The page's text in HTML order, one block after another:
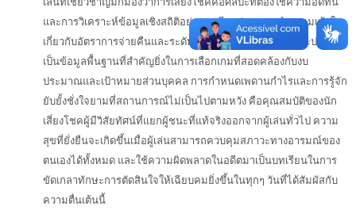
และการวิเคราะห์ข้อมูลเชิงสถิติอย่างละเอียดอ่อน การทำความเข้าใจ
เกี่ยวกับอัตราการจ่ายคืนและระดับความผันผวนของเกมแต่ละประเภท
เป็นข้อมูลพื้นฐานที่สำคัญยิ่งในการเลือกเกมที่สอดคล้องกับงบ
ประมาณและเป้าหมายส่วนบุคคล การกำหนดเพดานกำไรและการรู้จัก
ยับยั้งชั่งใจยามที่สถานการณ์ไม่เป็นไปตามหวัง คือคุณสมบัติของนัก
เสี่ยงโชคผู้มีวิสัยทัศน์ที่แยกผู้ชนะที่แท้จริงออกจากผู้เล่นทั่วไป ความ
สุขที่ยั่งยืนจะเกิดขึ้นเมื่อผู้เล่นสามารถควบคุมสภาวะทางอารมณ์ของ
ตนเองได้ทั้งหมด และใช้ความผิดพลาดในอดีตมาเป็นบทเรียนในการ
ขัดเกลาทักษะการตัดสินใจให้เฉียบคมยิ่งขึ้นในทุกๆ วันที่ได้สัมผัสกับ
ความตื่นเต้นนี้